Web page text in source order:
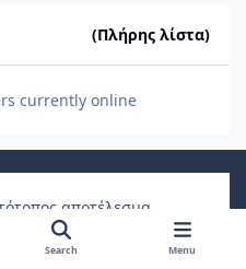
(Πλήρης λίστα)
currently online
αποτέλεσμα
μηχανικών που
Ταυτότητα Ακινήτου,
Search Menu